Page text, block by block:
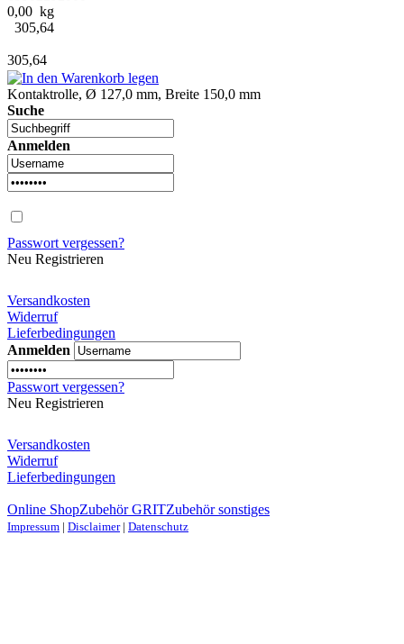
0,00 kg
305,64
305,64
Kontaktrolle, Ø 127,0 mm, Breite 150,0 mm
Suche
Anmelden
Passwort vergessen?
Neu Registrieren
Versandkosten
Widerruf
Lieferbedingungen
Anmelden
Passwort vergessen?
Neu Registrieren
Versandkosten
Widerruf
Lieferbedingungen
Online ShopZubehör GRITZubehör sonstiges
Impressum | Disclaimer| Datenschutz